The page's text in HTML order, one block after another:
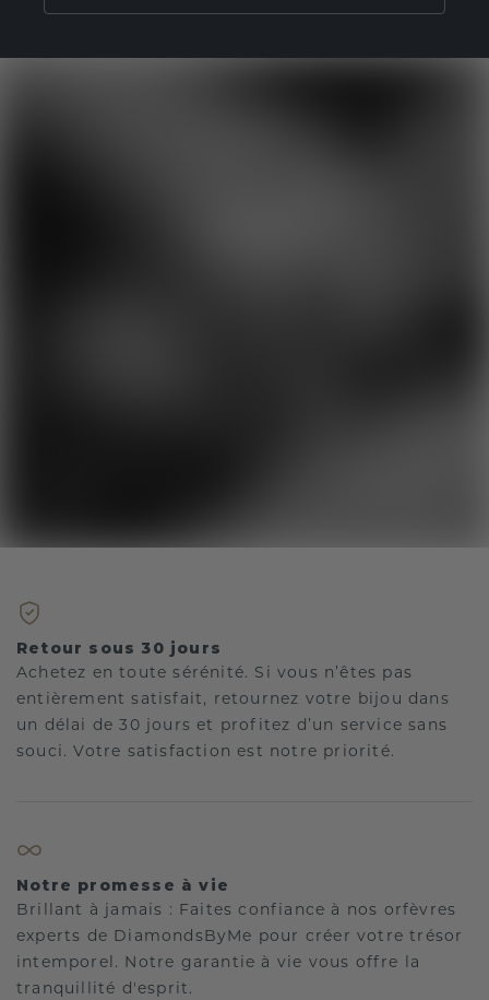
Retour sous 30 jours
Achetez en toute sérénité. Si vous n’êtes pas
entièrement satisfait, retournez votre bijou dans
un délai de 30 jours et profitez d’un service sans
souci. Votre satisfaction est notre priorité.
Notre promesse à vie
Brillant à jamais : Faites confiance à nos orfèvres
experts de DiamondsByMe pour créer votre trésor
intemporel. Notre garantie à vie vous offre la
tranquillité d'esprit.